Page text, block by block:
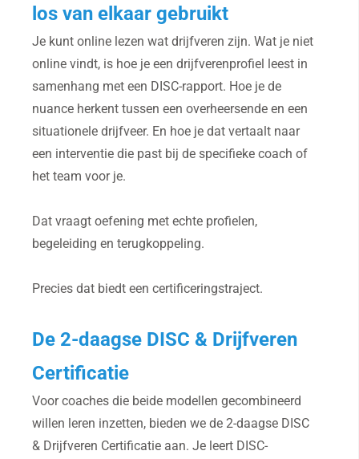
los van elkaar gebruikt
Je kunt online lezen wat drijfveren zijn. Wat je niet
online vindt, is hoe je een drijfverenprofiel leest in
samenhang met een DISC-rapport. Hoe je de
nuance herkent tussen een overheersende en een
situationele drijfveer. En hoe je dat vertaalt naar
een interventie die past bij de specifieke coach of
het team voor je.
Dat vraagt oefening met echte profielen,
begeleiding en terugkoppeling.
Precies dat biedt een certificeringstraject.
De 2-daagse DISC & Drijfveren
Certificatie
Voor coaches die beide modellen gecombineerd
willen leren inzetten, bieden we de 2-daagse DISC
& Drijfveren Certificatie aan. Je leert DISC-